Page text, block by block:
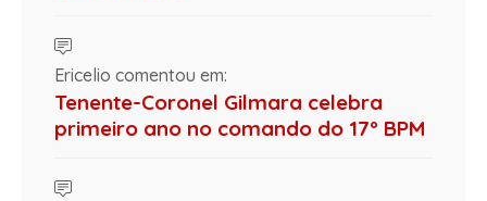
Ericelio comentou em:
Tenente-Coronel Gilmara celebra
primeiro ano no comando do 17º BPM